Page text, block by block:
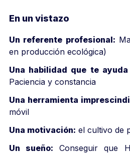
En un vistazo
Un referente profesional:
en producción ecológica)
Una habilidad que te
Paciencia y constancia
Una herramienta
móvil
Una motivación: el cultivo de
Un sueño: Conseguir que